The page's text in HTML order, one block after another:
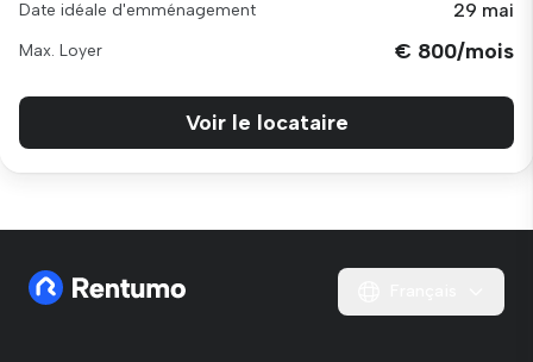
Date idéale d'emménagement 29 mai
Max. Loyer € 800/mois
Voir le locataire